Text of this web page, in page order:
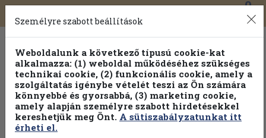
Toggle
navigation
0
Személyre szabott beállítások
Weboldalunk a következő típusú cookie-kat
alkalmazza: (1) weboldal működéséhez szükséges
technikai cookie, (2) funkcionális cookie, amely a
szolgáltatás igénybe vételét teszi az Ön számára
könnyebbé és gyorsabbá, (3) marketing cookie,
amely alapján személyre szabott hirdetésekkel
kereshetjük meg Önt. A sütiszabályzatunkat itt
érheti el.